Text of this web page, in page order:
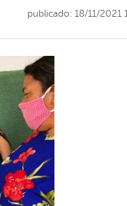
publicado: 18/11/2021